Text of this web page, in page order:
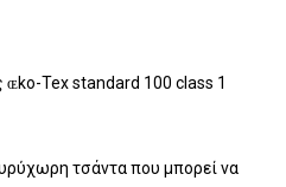
Tex standard 100 class 1
τσάντα που μπορεί να